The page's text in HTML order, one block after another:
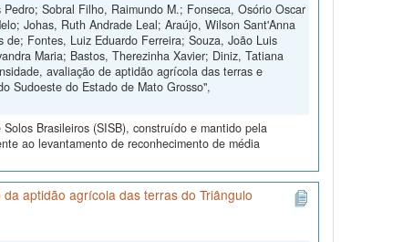
Sobral Filho, Raimundo M.; Fonseca, Osório Oscar
Johas, Ruth Andrade Leal; Araújo, Wilson Sant'Anna
Fontes, Luiz Eduardo Ferreira; Souza, João Luis
Maria; Bastos, Therezinha Xavier; Diniz, Tatiana
avaliação de aptidão agrícola das terras e
Sudoeste do Estado de Mato Grosso",
Brasileiros (SISB), construído e mantido pela
ao levantamento de reconhecimento de média
aptidão agrícola das terras do Triângulo